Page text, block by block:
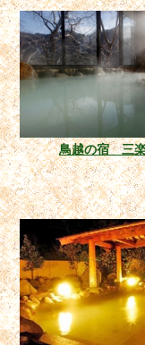
鳥越の宿 三